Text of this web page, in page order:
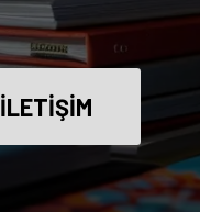
İLETİŞİM